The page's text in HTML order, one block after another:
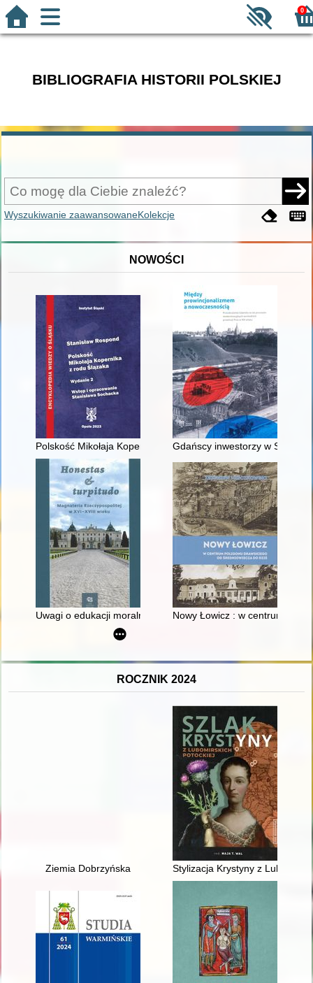
0
BIBLIOGRAFIA HISTORII POLSKIEJ
Wyszukiwanie zaawansowaneKolekcje
NOWOŚCI
Polskość Mikołaja Kopernika z rodu Ślązaka
Gdańscy inwestorzy w
Uwagi o edukacji moralnej synów szlacheckich w XVI-
Nowy Łowicz : w centrum
ROCZNIK 2024
Ziemia Dobrzyńska Stylizacja Krystyny z